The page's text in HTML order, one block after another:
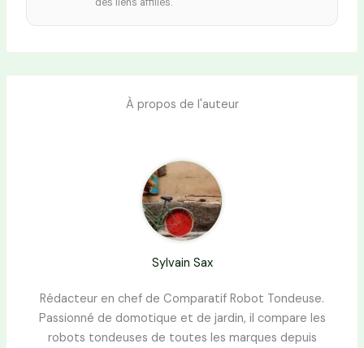
À propos de l'auteur
Sylvain Sax
Rédacteur en chef de Comparatif Robot Tondeuse.
Passionné de domotique et de jardin, il compare les
robots tondeuses de toutes les marques depuis